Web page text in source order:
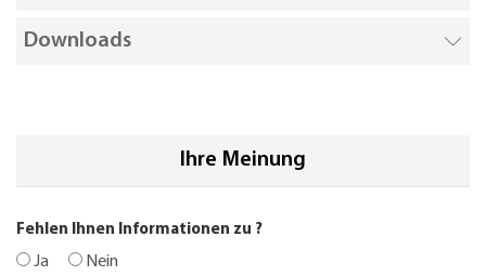
Downloads
Ihre Meinung
Fehlen Ihnen Informationen zu ?
Ja Nein